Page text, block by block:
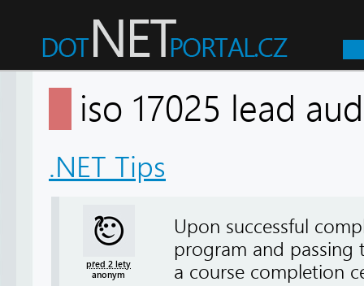
iso 17025 lead
.NET Tips
před 2 lety
anonym
Upon successful
program and passing
a course completion